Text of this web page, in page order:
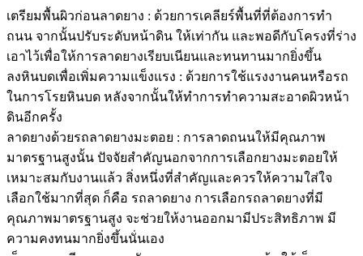
เตรียมพื้นผิวก่อนลาดยาง : ด้วยการเคลียร์พื้นที่ที่ต้องการทำ
ถนน จากนั้นปรับระดับหน้าดิน ให้เท่ากัน และพอดีกับโครงที่ร่าง
เอาไว้เพื่อให้การลาดยางเรียบเนียนและทนทานมากยิ่งขึ้น
ลงหินบดเพื่อเพิ่มความแข็งแรง : ด้วยการใช้แรงงานคนหรือรถ
ในการโรยหินบด หลังจากนั้นให้ทำการทำความสะอาดผิวหน้า
ดินอีกครั้ง
ลาดยางด้วยรถลาดยางมะตอย : การลาดถนนให้มีคุณภาพ
มาตรฐานสูงนั้น ปัจจัยสำคัญนอกจากการเลือกยางมะตอยให้
เหมาะสมกับงานแล้ว สิ่งหนึ่งที่สำคัญและควรให้ความใส่ใจ
เลือกใช้มากที่สุด ก็คือ รถลาดยาง การเลือกรถลาดยางที่มี
คุณภาพมาตรฐานสูง จะช่วยให้งานออกมามีประสิทธิภาพ มี
ความคงทนมากยิ่งขึ้นนั่นเอง